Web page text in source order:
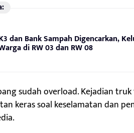
dan Bank Sampah Digencarkan,
di RW 03 dan RW 08
sudah overload. Kejadian
keras soal keselamatan dan